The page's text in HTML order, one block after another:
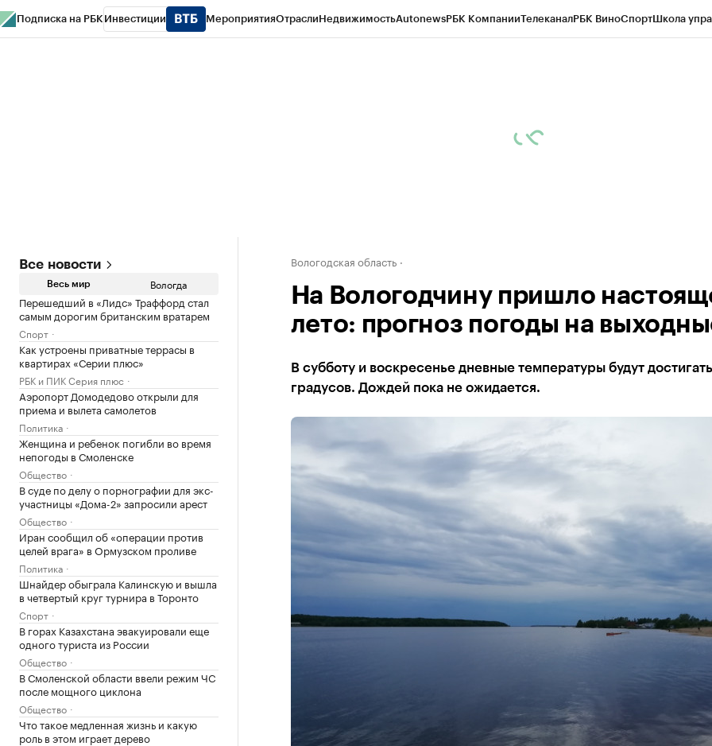
Подписка на РБК Инвестиции МероприятияОтраслиНедвижимостьAutonewsРБК КомпанииТелеканалРБК ВиноСпортШкола
Все новости
Весь мир Вологда
Перешедший в «Лидс» Траффорд стал
самым дорогим британским вратарем
Спорт
Как устроены приватные террасы в
квартирах «Серии плюс»
РБК и ПИК Серия плюс
Аэропорт Домодедово открыли для
приема и вылета самолетов
Политика
Женщина и ребенок погибли во время
непогоды в Смоленске
Общество
В суде по делу о порнографии для экс-
участницы «Дома-2» запросили арест
Общество
Иран сообщил об «операции против
целей врага» в Ормузском проливе
Политика
Шнайдер обыграла Калинскую и вышла
в четвертый круг турнира в Торонто
Спорт
В горах Казахстана эвакуировали еще
одного туриста из России
Общество
В Смоленской области ввели режим ЧС
после мощного циклона
Общество
Что такое медленная жизнь и какую
роль в этом играет дерево
Вологодская область
На Вологодчину пришло
лето: прогноз погоды на
В субботу и воскресенье дневные температуры будут
градусов. Дождей пока не ожидается.